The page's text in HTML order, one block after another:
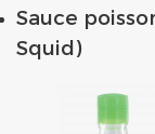
Sauce
Squid)